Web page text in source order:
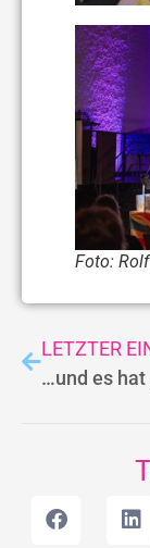
Foto:
LETZTER